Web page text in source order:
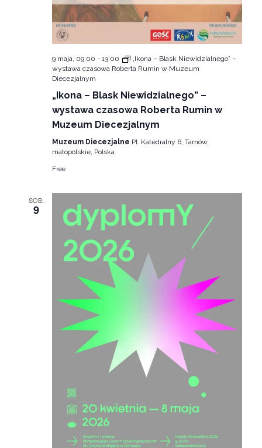
9 maja, 09:00 - 13:00
„Ikona – Blask Niewidzialnego” –
wystawa czasowa Roberta Rumin w Muzeum
Diecezjalnym
„Ikona – Blask Niewidzialnego” –
wystawa czasowa Roberta Rumin w
Muzeum Diecezjalnym
Muzeum Diecezjalne Pl. Katedralny 6, Tarnów,
małopolskie, Polska
Free
SOB.
9